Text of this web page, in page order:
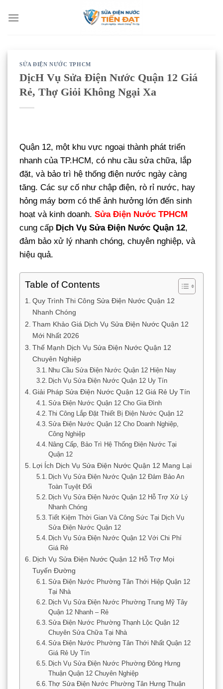
qua
SỬA ĐIỆN NƯỚC TPHCM
DịcH Vụ Sửa Điện Nước Quận 12 Giá
Rẻ, Thợ Giỏi Không Ngại Xa
Quận 12, một khu vực ngoại thành phát triển
nhanh của TP.HCM, có nhu cầu sửa chữa, lắp
đặt, và bảo trì hệ thống điện nước ngày càng
tăng. Các sự cố như chập điện, rò rỉ nước, hay
hỏng máy bơm có thể ảnh hưởng lớn đến sinh
hoạt và kinh doanh. Sửa Điện Nước TPHCM
cung cấp Dịch Vụ Sửa Điện Nước Quận 12,
đảm bảo xử lý nhanh chóng, chuyên nghiệp, và
hiệu quả.
Table of Contents
Quy Trình Thi Công Sửa Điện Nước Quận 12
Nhanh Chóng
Tham Khảo Giá Dịch Vụ Sửa Điện Nước Quận 12
Mới Nhất 2026
Thế Mạnh Dịch Vụ Sửa Điện Nước Quận 12
Chuyên Nghiệp
Nhu Cầu Sửa Điện Nước Quận 12 Hiện Nay
Dịch Vụ Sửa Điện Nước Quận 12 Uy Tín
Giải Pháp Sửa Điện Nước Quận 12 Giá Rẻ Uy Tín
Sửa Điện Nước Quận 12 Cho Gia Đình
Thi Công Lắp Đặt Thiết Bị Điện Nước Quận 12
Sửa Điện Nước Quận 12 Cho Doanh Nghiệp,
Công Nghiệp
Nâng Cấp, Bảo Trì Hệ Thống Điện Nước Tại
Quận 12
Lợi Ích Dịch Vụ Sửa Điện Nước Quận 12 Mang Lại
Dịch Vụ Sửa Điện Nước Quận 12 Đảm Bảo An
Toàn Tuyệt Đối
Dịch Vụ Sửa Điện Nước Quận 12 Hỗ Trợ Xử Lý
Nhanh Chóng
Tiết Kiệm Thời Gian Và Công Sức Tại Dịch Vụ
Sửa Điện Nước Quận 12
Dịch Vụ Sửa Điện Nước Quận 12 Với Chi Phí
Giá Rẻ
Dịch Vụ Sửa Điện Nước Quận 12 Hỗ Trợ Mọi
Tuyến Đường
Sửa Điện Nước Phường Tân Thới Hiệp Quận 12
Tại Nhà
Dịch Vụ Sửa Điện Nước Phường Trung Mỹ Tây
Quận 12 Nhanh – Rẻ
Sửa Điện Nước Phường Thạnh Lộc Quận 12
Chuyên Sửa Chữa Tại Nhà
Sửa Điện Nước Phường Tân Thới Nhất Quận 12
Giá Rẻ Uy Tín
Dịch Vụ Sửa Điện Nước Phường Đông Hưng
Thuận Quận 12 Chuyên Nghiệp
Thợ Sửa Điện Nước Phường Tân Hưng Thuận